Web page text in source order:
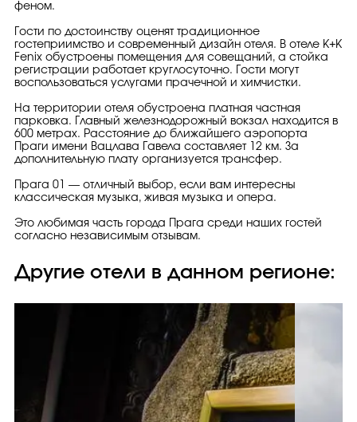
феном.
Гости по достоинству оценят традиционное
гостеприимство и современный дизайн отеля. В отеле K+K
Fenix обустроены помещения для совещаний, а стойка
регистрации работает круглосуточно. Гости могут
воспользоваться услугами прачечной и химчистки.
На территории отеля обустроена платная частная
парковка. Главный железнодорожный вокзал находится в
600 метрах. Расстояние до ближайшего аэропорта
Праги имени Вацлава Гавела составляет 12 км. За
дополнительную плату организуется трансфер.
Прага 01 — отличный выбор, если вам интересны
классическая музыка, живая музыка и опера.
Это любимая часть города Прага среди наших гостей
согласно независимым отзывам.
Другие отели в данном регионе: